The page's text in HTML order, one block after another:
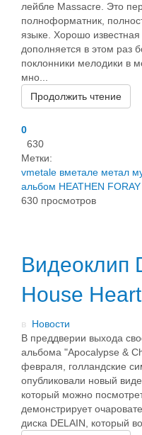
лейбле Massacre. Это
полноформатник,
языке. Хорошо
дополняется в этом раз
поклонники мелодики в
мно...
Продолжить чтение
0
630
Метки:
vmetale вметале метал
альбом HEATHEN FORAY
630 просмотров
Видеоклип
House
в Новости
В преддверии выхода
альбома "Apocalypse &
февраля, голландские
опубликовали новый
который можно
демонстрирует
диска DELAIN, который